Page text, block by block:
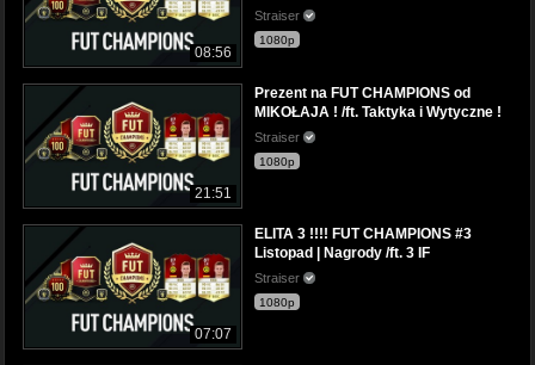
08:56
Straiser
1080p
21:51
Prezent na FUT CHAMPIONS od
MIKOŁAJA ! /ft. Taktyka i Wytyczne !
Straiser
1080p
07:07
ELITA 3 !!!! FUT CHAMPIONS #3
Listopad | Nagrody /ft. 3 IF
Straiser
1080p